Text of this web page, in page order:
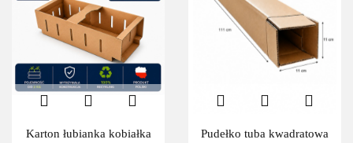
Karton łubianka kobiałka
Pudełko tuba kwadratowa